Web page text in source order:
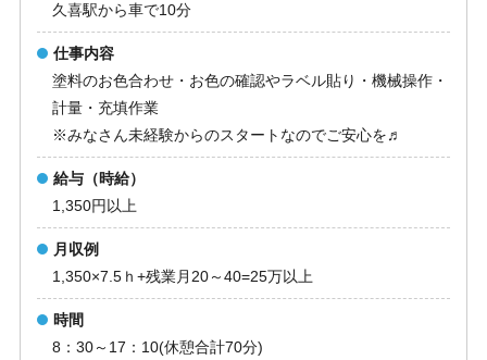
久喜駅から車で10分
仕事内容
塗料のお色合わせ・お色の確認やラベル貼り・機械操作・
計量・充填作業
※みなさん未経験からのスタートなのでご安心を♬
給与（時給）
1,350円以上
月収例
1,350×7.5ｈ+残業月20～40=25万以上
時間
8：30～17：10(休憩合計70分)